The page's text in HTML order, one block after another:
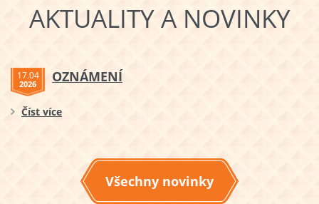
AKTUALITY A NOVINKY
17.04
2026 OZNÁMENÍ
Číst více
Všechny novinky